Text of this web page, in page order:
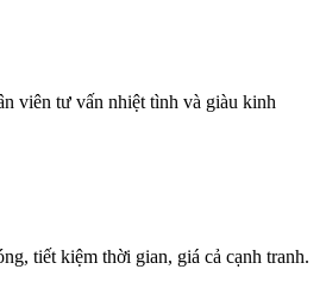
viên tư vấn nhiệt tình và giàu kinh
tiết kiệm thời gian, giá cả cạnh tranh.